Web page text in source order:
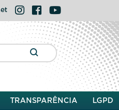
Instagram
FacebookYouTube
TRANSPARÊNCIA LGPD